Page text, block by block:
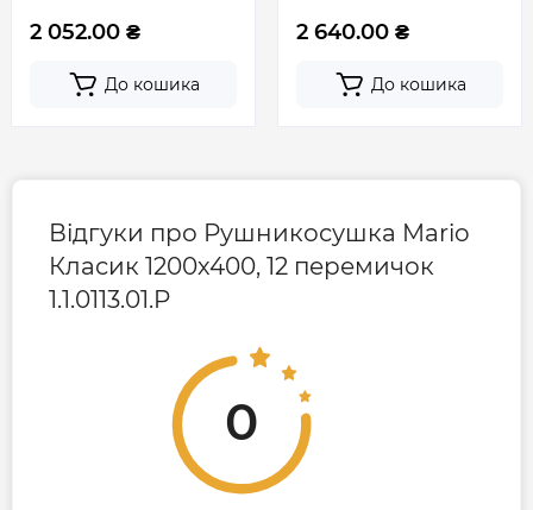
2 052.00 ₴
До кошика
2 640.00 ₴
До кошика
Відгуки про Рушникосушка Mario
Класик 1200х400, 12 перемичок
1.1.0113.01.P
0